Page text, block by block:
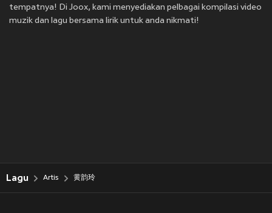
tempatnya! Di Joox, kami menyediakan pelbagai kompilasi video
muzik dan lagu bersama lirik untuk anda nikmati!
Lagu Artis 黄韵玲